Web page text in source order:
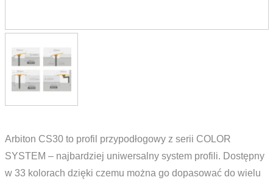
Arbiton CS30 to profil przypodłogowy z serii COLOR
SYSTEM – najbardziej uniwersalny system profili. Dostępny
w 33 kolorach dzięki czemu można go dopasować do wielu